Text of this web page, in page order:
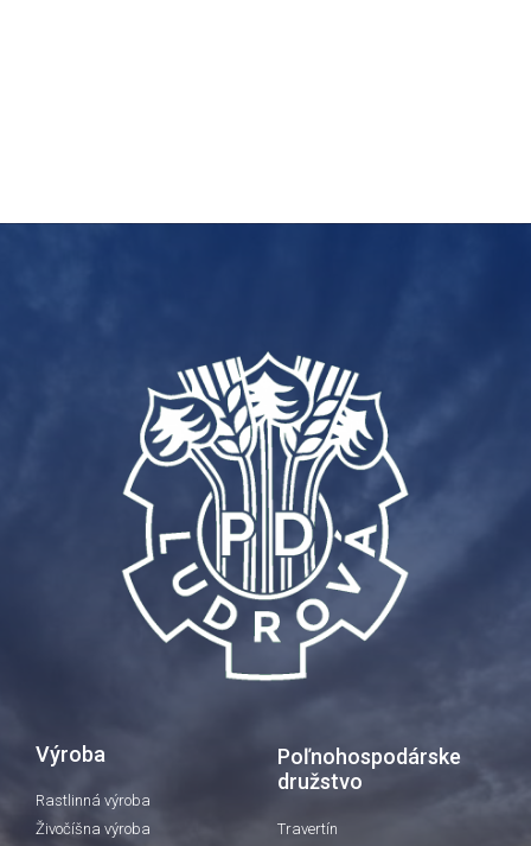
Výroba
Rastlinná výroba
Živočíšna výroba
Poľnohospodárske
družstvo
Travertín